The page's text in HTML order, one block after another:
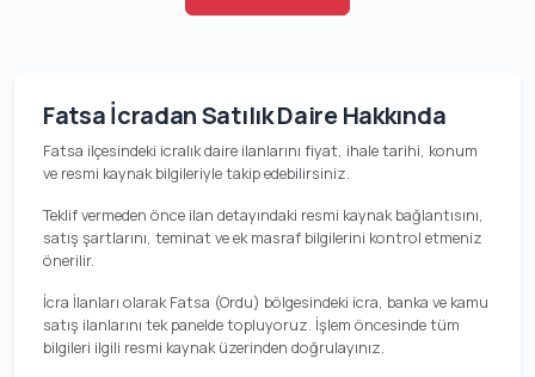
Fatsa İcradan Satılık Daire Hakkında
Fatsa ilçesindeki icralık daire ilanlarını fiyat, ihale tarihi, konum
ve resmi kaynak bilgileriyle takip edebilirsiniz.
Teklif vermeden önce ilan detayındaki resmi kaynak bağlantısını,
satış şartlarını, teminat ve ek masraf bilgilerini kontrol etmeniz
önerilir.
İcra İlanları olarak Fatsa (Ordu) bölgesindeki icra, banka ve kamu
satış ilanlarını tek panelde topluyoruz. İşlem öncesinde tüm
bilgileri ilgili resmi kaynak üzerinden doğrulayınız.